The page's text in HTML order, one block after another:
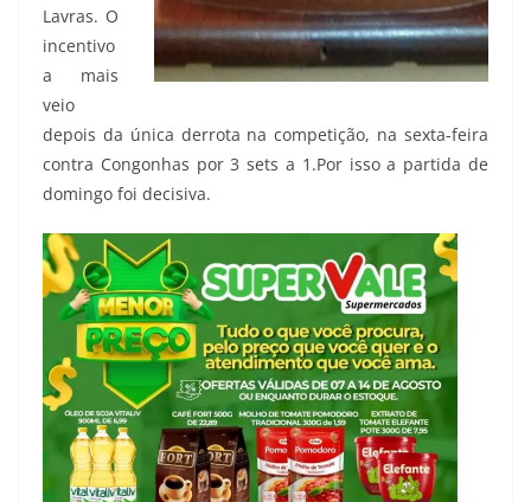
Lavras. O
incentivo
a mais
veio
depois da única derrota na competição, na sexta-feira
contra Congonhas por 3 sets a 1.Por isso a partida de
domingo foi decisiva.